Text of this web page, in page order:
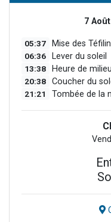
7
05:37 Mise des
06:36 Lever du soleil
13:38 Heure de
20:38 Coucher du
21:21 Tombée de la